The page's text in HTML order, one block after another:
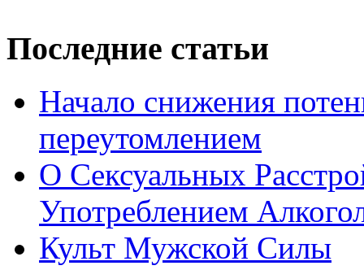
Последние статьи
Начало снижения
переутомлением
О Сексуальных
Употреблением
Культ Мужской Силы